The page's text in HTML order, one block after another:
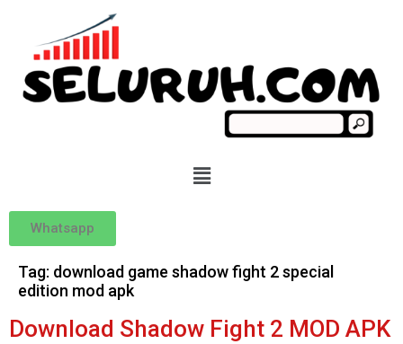
Whatsapp
Tag: download game shadow fight 2 special
edition mod apk
Download Shadow Fight 2 MOD APK